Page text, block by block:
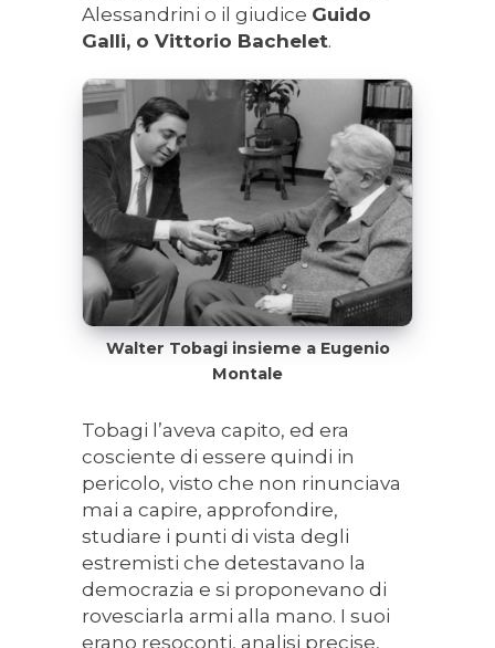
Alessandrini o il giudice Guido
Galli, o Vittorio Bachelet.
Walter Tobagi insieme a Eugenio
Montale
Tobagi l’aveva capito, ed era
cosciente di essere quindi in
pericolo, visto che non rinunciava
mai a capire, approfondire,
studiare i punti di vista degli
estremisti che detestavano la
democrazia e si proponevano di
rovesciarla armi alla mano. I suoi
erano resoconti, analisi precise,